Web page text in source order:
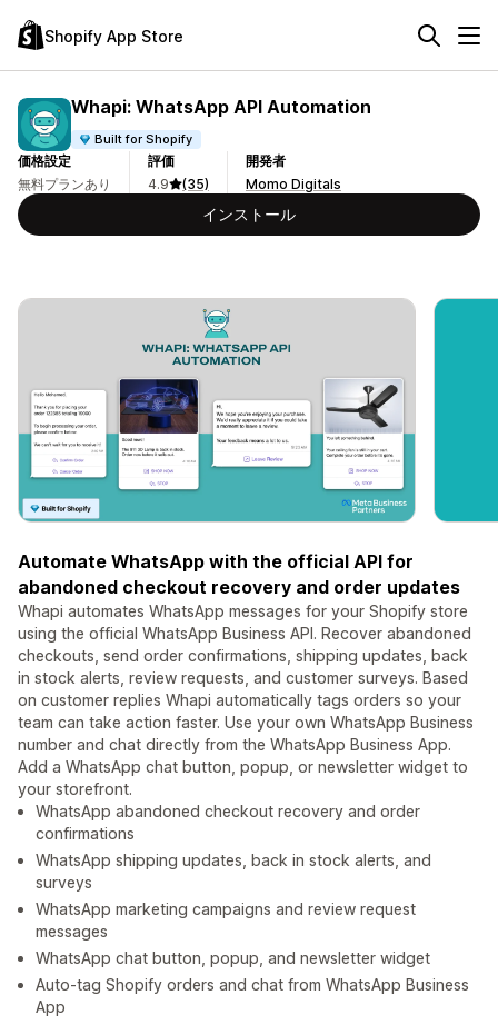
Shopify App Store
Whapi: WhatsApp API Automation
Built for Shopify
価格設定
無料プランあり
評価
4.9
(35)
開発者
Momo Digitals
インストール
Automate WhatsApp with the official API for
abandoned checkout recovery and order updates
Whapi automates WhatsApp messages for your Shopify store
using the official WhatsApp Business API. Recover abandoned
checkouts, send order confirmations, shipping updates, back
in stock alerts, review requests, and customer surveys. Based
on customer replies Whapi automatically tags orders so your
team can take action faster. Use your own WhatsApp Business
number and chat directly from the WhatsApp Business App.
Add a WhatsApp chat button, popup, or newsletter widget to
your storefront.
WhatsApp abandoned checkout recovery and order
confirmations
WhatsApp shipping updates, back in stock alerts, and
surveys
WhatsApp marketing campaigns and review request
messages
WhatsApp chat button, popup, and newsletter widget
Auto-tag Shopify orders and chat from WhatsApp Business
App